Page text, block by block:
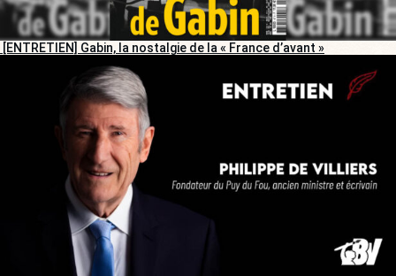
[ENTRETIEN] Gabin, la nostalgie de la « France d’avant »